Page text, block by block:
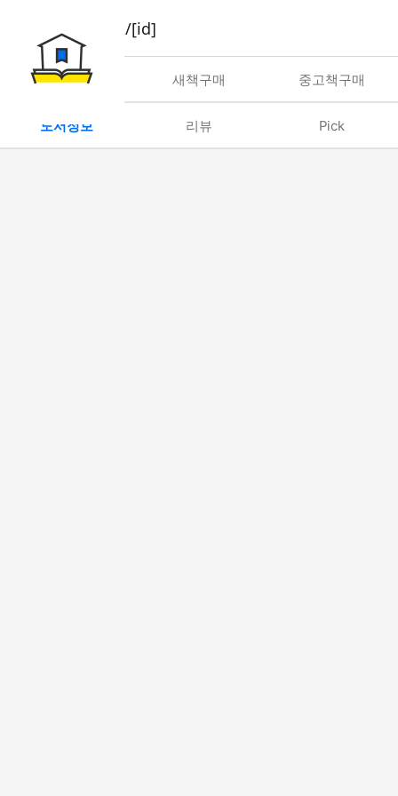
book/rent/[id]
대여 새책구매 중고책구매
도서정보 리뷰 Pick